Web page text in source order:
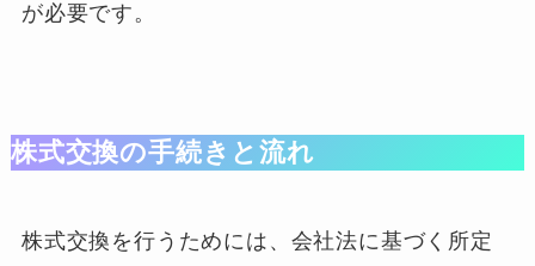
が必要です。
株式交換の手続きと流れ
株式交換を行うためには、会社法に基づく所定